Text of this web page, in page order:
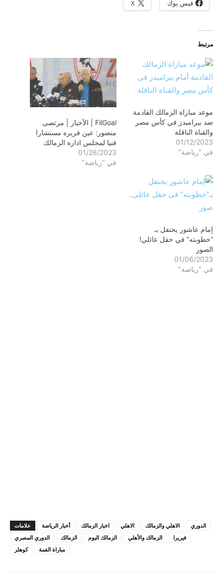
فيس بوك X
مرتبط
موعد مباراة الزمالك القادمة
ضد بيراميدز في كأس مصر
والقناة الناقلة
01/12/2023
في "رياضة"
FilGoal | الأخبار | مرتضى
منصور: عين فريره مستشارا
فنيا لمجلس ادارة الزمالك
01/26/2023
في "رياضة"
إمام عاشور يحتفل بـ
“خطوبته” في حفل عائلي!
الصور
01/06/2023
في "رياضة"
علامات أخبار الرياضة اخبار الزمالك الاهلي الاهلي والزمالك
الدوري
الدوري المصري
الزمالك الزمالك اليوم الزمالك والأهلي
فيريرا
كوهلر
مباراة القمة